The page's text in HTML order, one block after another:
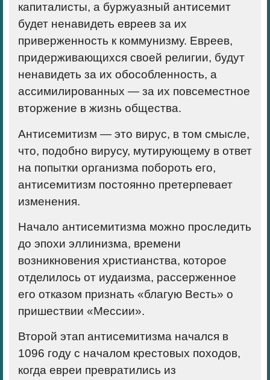
капиталисты, а буржуазный антисемит
будет ненавидеть евреев за их
приверженность к коммунизму. Евреев,
придерживающихся своей религии, будут
ненавидеть за их обособленность, а
ассимилированных — за их повсеместное
вторжение в жизнь общества.
Антисемитизм — это вирус, в том смысле,
что, подобно вирусу, мутирующему в ответ
на попытки организма побороть его,
антисемитизм постоянно претерпевает
изменения.
Начало антисемитизма можно проследить
до эпохи эллинизма, времени
возникновения христианства, которое
отделилось от иудаизма, рассерженное
его отказом признать «благую Весть» о
пришествии «Мессии».
Второй этап антисемитизма начался в
1096 году с началом крестовых походов,
когда евреи превратились из